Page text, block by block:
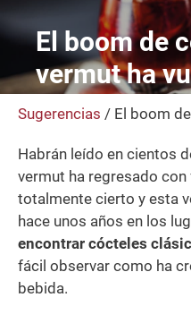
El boom de
vermut ha
Sugerencias / El boom
Habrán leído en cientos
vermut ha regresado
totalmente cierto y esta
hace unos años en los
encontrar cócteles
fácil observar como ha
bebida.